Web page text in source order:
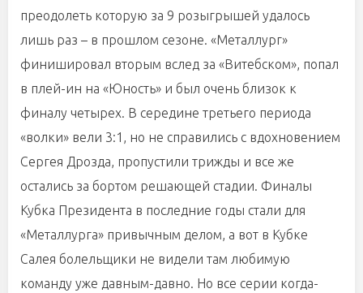
преодолеть которую за 9 розыгрышей удалось
лишь раз – в прошлом сезоне. «Металлург»
финишировал вторым вслед за «Витебском», попал
в плей-ин на «Юность» и был очень близок к
финалу четырех. В середине третьего периода
«волки» вели 3:1, но не справились с вдохновением
Сергея Дрозда, пропустили трижды и все же
остались за бортом решающей стадии. Финалы
Кубка Президента в последние годы стали для
«Металлурга» привычным делом, а вот в Кубке
Салея болельщики не видели там любимую
команду уже давным-давно. Но все серии когда-